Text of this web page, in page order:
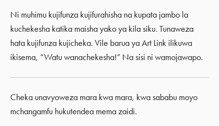
Ni muhimu kujifunza kujifurahisha na kupata jambo la
kuchekesha katika maisha yako ya kila siku. Tunaweza
hata kujifunza kujicheka. Vile barua ya Art Link ilikuwa
ikisema, “Watu wanachekesha!” Na sisi ni wamojawapo.
Cheka unavyoweza mara kwa mara, kwa sababu moyo
mchangamfu hukutendea mema zaidi.